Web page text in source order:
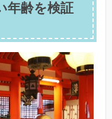
年齢を検証